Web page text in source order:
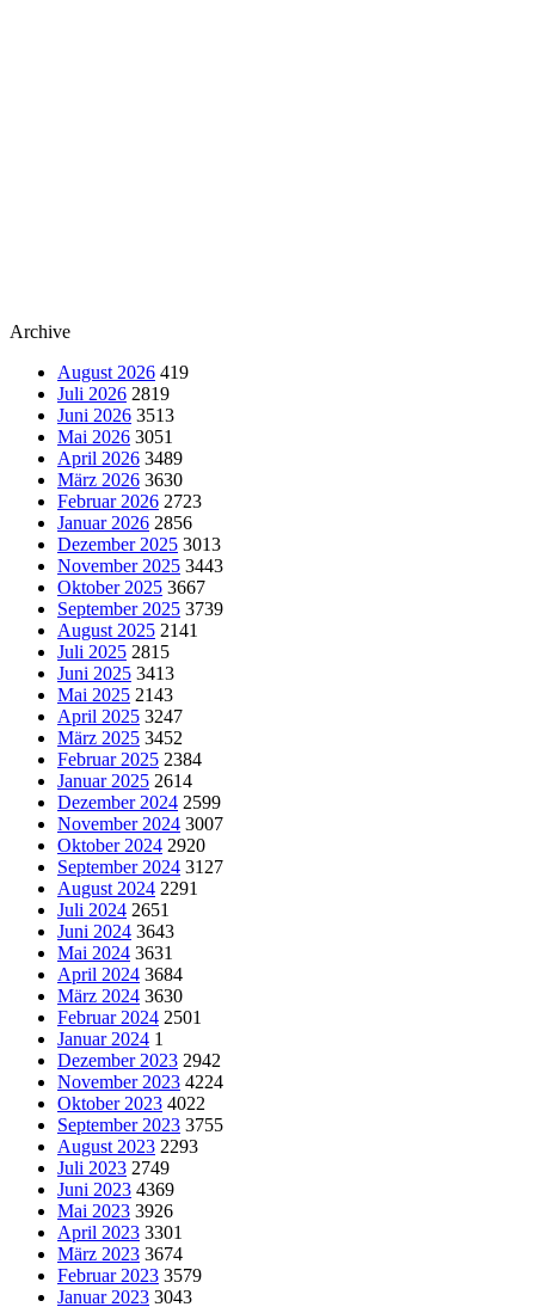
Archive
August 2026 419
Juli 2026 2819
Juni 2026 3513
Mai 2026 3051
April 2026 3489
März 2026 3630
Februar 2026 2723
Januar 2026 2856
Dezember 2025 3013
November 2025 3443
Oktober 2025 3667
September 2025 3739
August 2025 2141
Juli 2025 2815
Juni 2025 3413
Mai 2025 2143
April 2025 3247
März 2025 3452
Februar 2025 2384
Januar 2025 2614
Dezember 2024 2599
November 2024 3007
Oktober 2024 2920
September 2024 3127
August 2024 2291
Juli 2024 2651
Juni 2024 3643
Mai 2024 3631
April 2024 3684
März 2024 3630
Februar 2024 2501
Januar 2024 1
Dezember 2023 2942
November 2023 4224
Oktober 2023 4022
September 2023 3755
August 2023 2293
Juli 2023 2749
Juni 2023 4369
Mai 2023 3926
April 2023 3301
März 2023 3674
Februar 2023 3579
Januar 2023 3043